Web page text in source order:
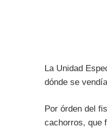
La Unidad
dónde se
Por órden del
cachorros, que